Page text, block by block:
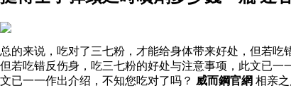
总的来说，吃对了三七粉，才能给身体带来好处，但若
但若吃错反伤身，吃三七粉的好处与注意事项，此文已
文已一一作出介绍，不知您吃对了吗？ 威而鋼官網 相亲